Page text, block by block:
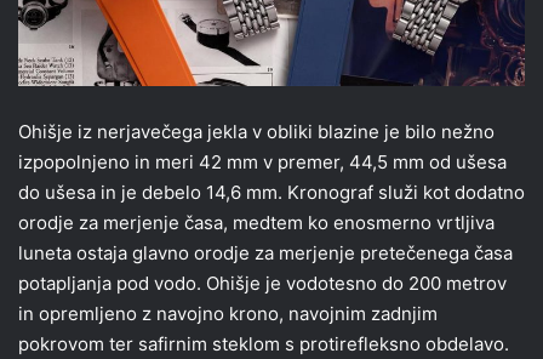
Ohišje iz nerjavečega jekla v obliki blazine je bilo nežno
izpopolnjeno in meri 42 mm v premer, 44,5 mm od ušesa
do ušesa in je debelo 14,6 mm. Kronograf služi kot dodatno
orodje za merjenje časa, medtem ko enosmerno vrtljiva
luneta ostaja glavno orodje za merjenje pretečenega časa
potapljanja pod vodo. Ohišje je vodotesno do 200 metrov
in opremljeno z navojno krono, navojnim zadnjim
pokrovom ter safirnim steklom s protirefleksno obdelavo.